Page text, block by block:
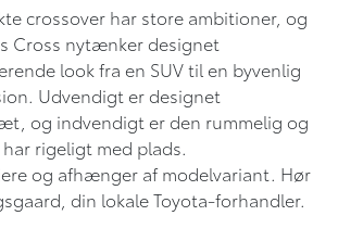
crossover har store ambitioner, og
Cross nytænker designet
look fra en SUV til en byvenlig
Udvendigt er designet
og indvendigt er den rummelig og
har rigeligt med plads.
og afhænger af modelvariant. Hør
din lokale Toyota-forhandler.